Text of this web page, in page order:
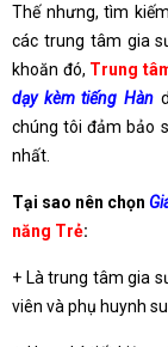
Thế nhưng, tìm
các trung tâm gia
khoăn đó, Trung
dạy kèm tiếng Hàn
chúng tôi đảm bảo
nhất.
Tại sao nên chọn
năng Trẻ:
+ Là trung tâm gia
viên và phụ huynh